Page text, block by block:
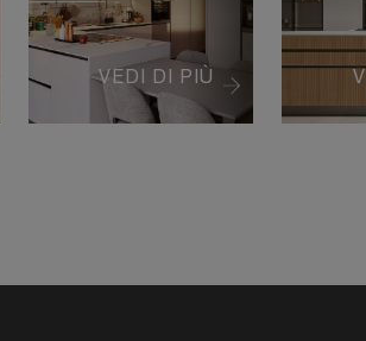
VEDI DI PIÙ